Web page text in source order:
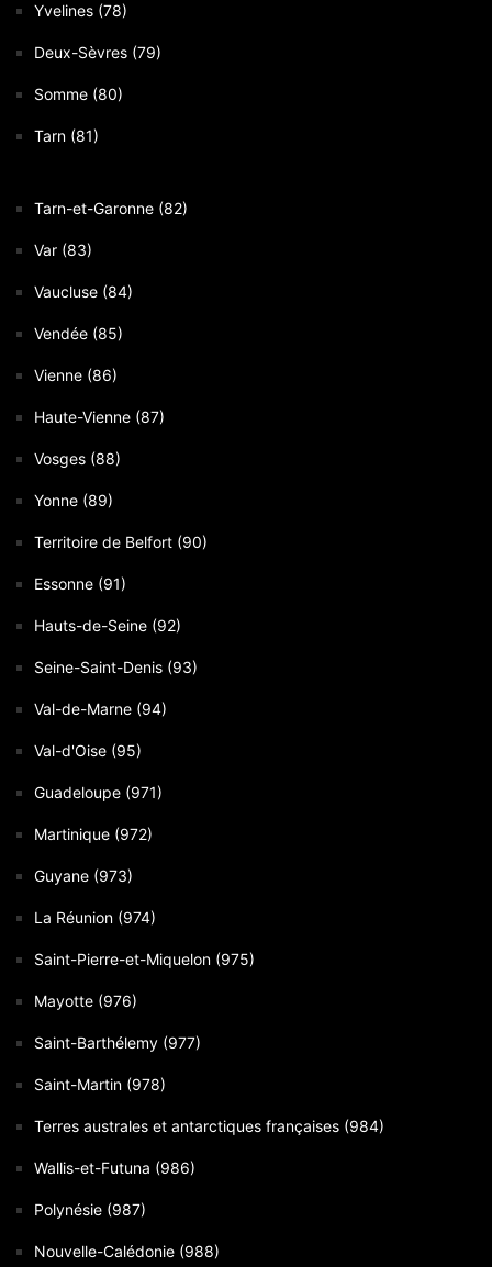
Yvelines (78)
Deux-Sèvres (79)
Somme (80)
Tarn (81)
Tarn-et-Garonne (82)
Var (83)
Vaucluse (84)
Vendée (85)
Vienne (86)
Haute-Vienne (87)
Vosges (88)
Yonne (89)
Territoire de Belfort (90)
Essonne (91)
Hauts-de-Seine (92)
Seine-Saint-Denis (93)
Val-de-Marne (94)
Val-d'Oise (95)
Guadeloupe (971)
Martinique (972)
Guyane (973)
La Réunion (974)
Saint-Pierre-et-Miquelon (975)
Mayotte (976)
Saint-Barthélemy (977)
Saint-Martin (978)
Terres australes et antarctiques françaises (984)
Wallis-et-Futuna (986)
Polynésie (987)
Nouvelle-Calédonie (988)